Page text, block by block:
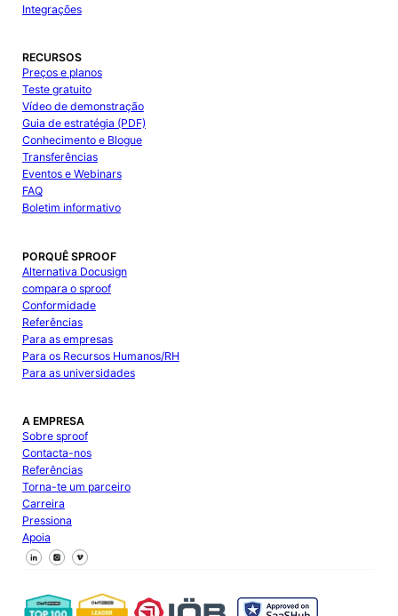
Integrações
RECURSOS
Preços e planos
Teste gratuito
Vídeo de demonstração
Guia de estratégia (PDF)
Conhecimento e Blogue
Transferências
Eventos e Webinars
FAQ
Boletim informativo
PORQUÊ SPROOF
Alternativa Docusign
compara o sproof
Conformidade
Referências
Para as empresas
Para os Recursos Humanos/RH
Para as universidades
A EMPRESA
Sobre sproof
Contacta-nos
Referências
Torna-te um parceiro
Carreira
Pressiona
Apoia
Segue-nos no Facebook
Segue-nos no X
Segue-nos no LinkedIn